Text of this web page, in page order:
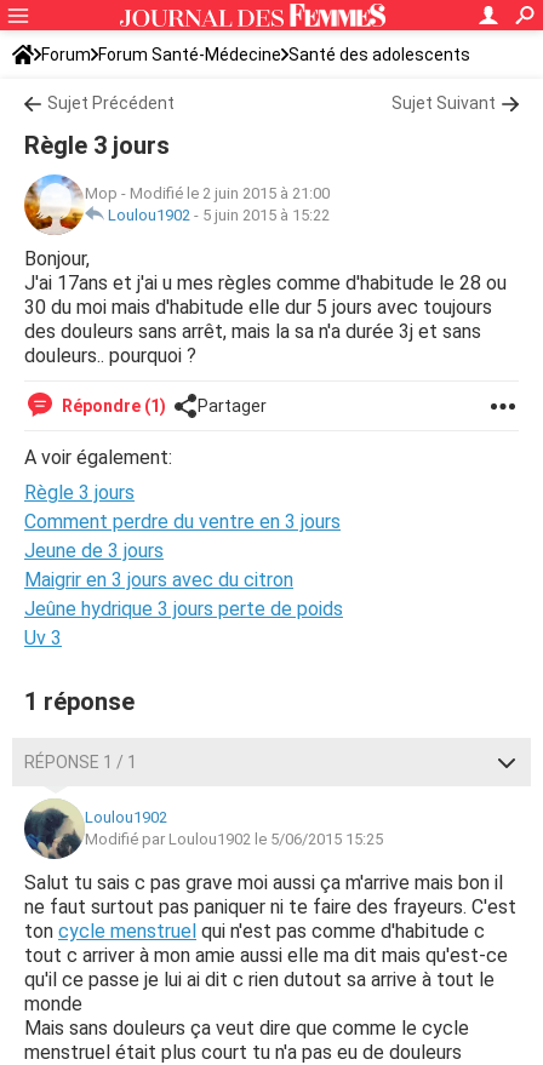
Forum Forum Santé-Médecine Santé des adolescents
Sujet Précédent Sujet Suivant
Règle 3 jours
Mop - Modifié le 2 juin 2015 à 21:00
Loulou1902 - 5 juin 2015 à 15:22
Bonjour,
J'ai 17ans et j'ai u mes règles comme d'habitude le 28 ou
30 du moi mais d'habitude elle dur 5 jours avec toujours
des douleurs sans arrêt, mais la sa n'a durée 3j et sans
douleurs.. pourquoi ?
Répondre (1) Partager
A voir également:
Règle 3 jours
Comment perdre du ventre en 3 jours
Jeune de 3 jours
Maigrir en 3 jours avec du citron
Jeûne hydrique 3 jours perte de poids
Uv 3
1 réponse
RÉPONSE 1 / 1
Loulou1902
Modifié par Loulou1902 le 5/06/2015 15:25
Salut tu sais c pas grave moi aussi ça m'arrive mais bon il
ne faut surtout pas paniquer ni te faire des frayeurs. C'est
ton cycle menstruel qui n'est pas comme d'habitude c
tout c arriver à mon amie aussi elle ma dit mais qu'est-ce
qu'il ce passe je lui ai dit c rien dutout sa arrive à tout le
monde
Mais sans douleurs ça veut dire que comme le cycle
menstruel était plus court tu n'a pas eu de douleurs